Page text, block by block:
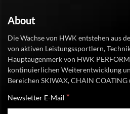
About
Die Wachse von HWK entstehen aus
von aktiven Leistungssportlern,
Hauptaugenmerk von HWK
kontinuierlichen Weiterentwicklung
Bereichen SKIWAX, CHAIN
Newsletter E-Mail *